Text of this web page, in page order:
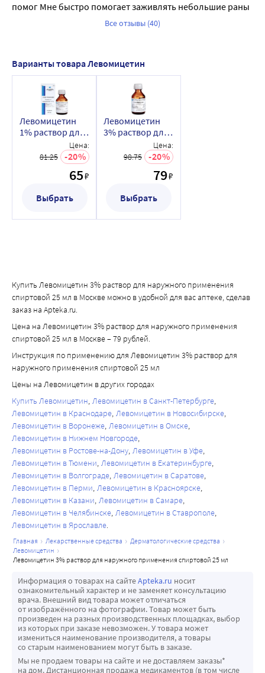
помог Мне быстро помогает заживлять небольшие раны
Все отзывы (40)
Варианты товара Левомицетин
Левомицетин
1% раствор для
применения
спиртовой 25 мл
Цена:
81.25
20
65₽
Выбрать
Левомицетин
3% раствор для
применения
спиртовой 25 мл
Цена:
98.75
20
79₽
Выбрать
Купить Левомицетин 3% раствор для наружного применения
спиртовой 25 мл в Москве можно в удобной для вас аптеке, сделав
заказ на Apteka.ru.
Цена на Левомицетин 3% раствор для наружного применения
спиртовой 25 мл в Москве – 79 рублей.
Инструкция по применению для Левомицетин 3% раствор для
наружного применения спиртовой 25 мл
Цены на Левомицетин в других городах
Купить Левомицетин Левомицетин в Санкт-Петербурге
Левомицетин в Краснодаре Левомицетин в Новосибирске
Левомицетин в Воронеже Левомицетин в Омске
Левомицетин в Нижнем Новгороде
Левомицетин в Ростове-на-Дону Левомицетин в Уфе
Левомицетин в Тюмени Левомицетин в Екатеринбурге
Левомицетин в Волгограде Левомицетин в Саратове
Левомицетин в Перми Левомицетин в Красноярске
Левомицетин в Казани Левомицетин в Самаре
Левомицетин в Челябинске Левомицетин в Ставрополе
Левомицетин в Ярославле
главная лекарственные средства
дерматологические средства
левомицетин
левомицетин 3% раствор для наружного применения спиртовой 25 мл
Информация о товарах на сайтеApteka.ru носит
ознакомительный характер и не заменяет консультацию
врача. Внешний вид товара может отличаться
от изображённого на фотографии. Товар может быть
произведен на разных производственных площадках, выбор
из которых при заказе невозможен. У товара может
измениться наименование производителя, а товары
со старым наименованием могут быть в заказе.
Мы не продаем товары на сайте и не доставляем заказы*
на дом. Дистанционная продажа медикаментов (в том числе